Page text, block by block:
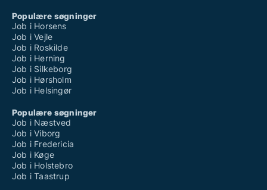
Populære søgninger
Job i Horsens
Job i Vejle
Job i Roskilde
Job i Herning
Job i Silkeborg
Job i Hørsholm
Job i Helsingør
Populære søgninger
Job i Næstved
Job i Viborg
Job i Fredericia
Job i Køge
Job i Holstebro
Job i Taastrup